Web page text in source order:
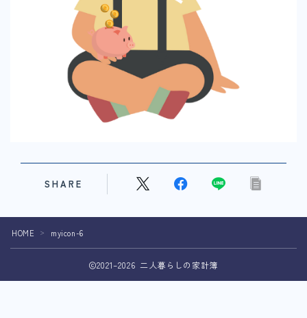
SHARE
HOME ＞ myicon-6
2021–2026 二人暮らしの家計簿